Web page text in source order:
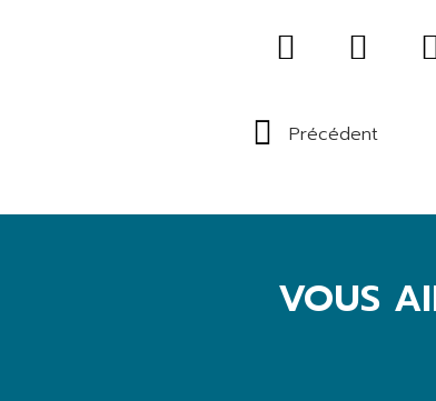
Précédent
VOUS